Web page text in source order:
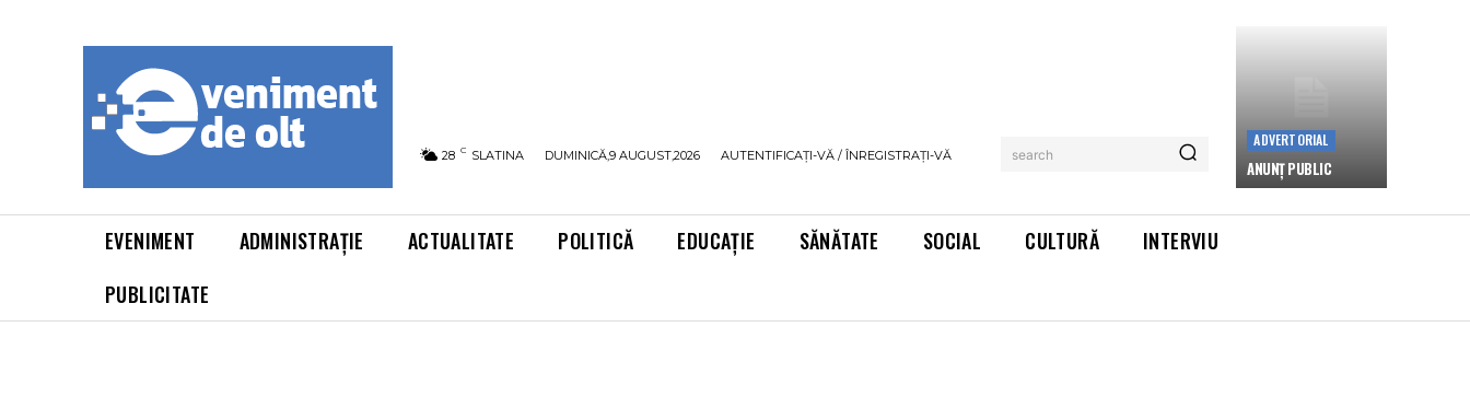
28 C SLATINA DUMINICĂ,9 AUGUST,2026 AUTENTIFICAȚI-VĂ / ÎNREGISTRAȚI-VĂ search
ADVERTORIAL
ANUNȚ PUBLIC
EVENIMENT ADMINISTRAȚIE ACTUALITATE POLITICĂ EDUCAȚIE SĂNĂTATE SOCIAL CULTURĂ
INTERVIU
PUBLICITATE